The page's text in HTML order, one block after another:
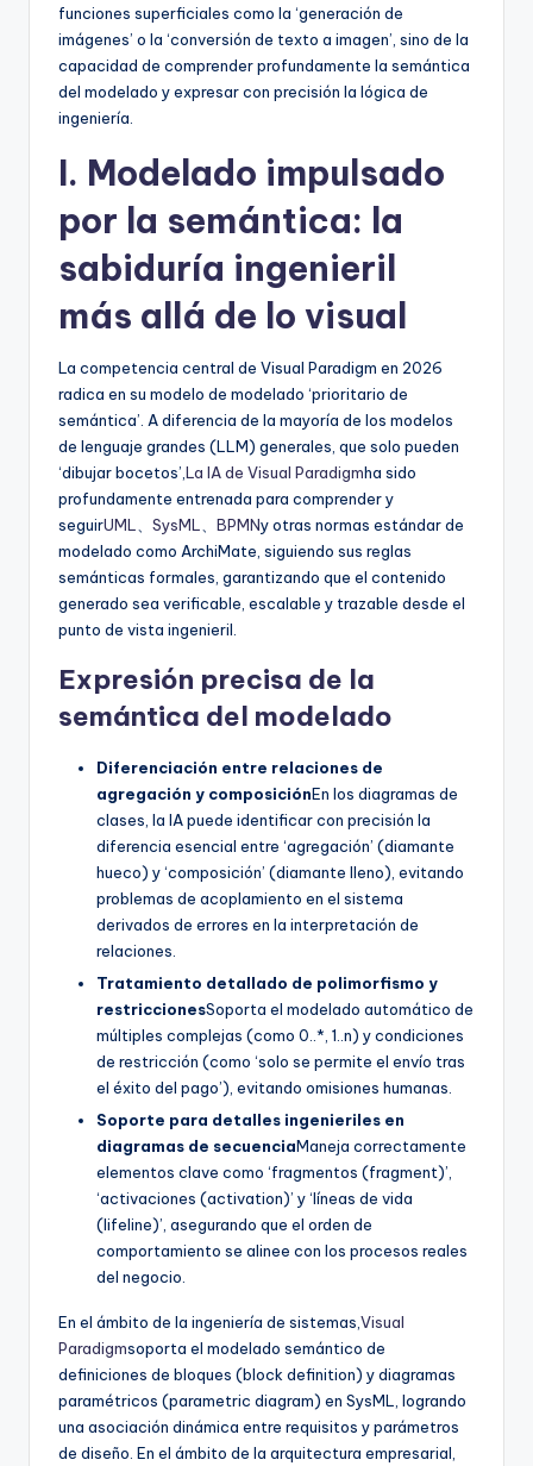
it
si
funciones superficiales como la ‘generación de
imágenes’ o la ‘conversión de texto a imagen’, sino de la
capacidad de comprender profundamente la semántica
del modelado y expresar con precisión la lógica de
ingeniería.
I. Modelado impulsado
por la semántica: la
sabiduría ingenieril
más allá de lo visual
La competencia central de Visual Paradigm en 2026
radica en su modelo de modelado ‘prioritario de
semántica’. A diferencia de la mayoría de los modelos
de lenguaje grandes (LLM) generales, que solo pueden
‘dibujar bocetos’, La IA de Visual Paradigmha sido
profundamente entrenada para comprender y
seguirUML SysML BPMNy otras normas estándar de
modelado como ArchiMate, siguiendo sus reglas
semánticas formales, garantizando que el contenido
generado sea verificable, escalable y trazable desde el
punto de vista ingenieril.
Expresión precisa de la
semántica del modelado
Diferenciación entre relaciones de
agregación y composiciónEn los diagramas de
clases, la IA puede identificar con precisión la
diferencia esencial entre ‘agregación’ (diamante
hueco) y ‘composición’ (diamante lleno), evitando
problemas de acoplamiento en el sistema
derivados de errores en la interpretación de
relaciones.
Tratamiento detallado de polimorfismo y
restriccionesSoporta el modelado automático de
múltiples complejas (como 0..*, 1..n) y condiciones
de restricción (como ‘solo se permite el envío tras
el éxito del pago’), evitando omisiones humanas.
Soporte para detalles ingenieriles en
diagramas de secuenciaManeja correctamente
elementos clave como ‘fragmentos (fragment)’,
‘activaciones (activation)’ y ‘líneas de vida
(lifeline)’, asegurando que el orden de
comportamiento se alinee con los procesos reales
del negocio.
En el ámbito de la ingeniería de sistemas, Visual
Paradigmsoporta el modelado semántico de
definiciones de bloques (block definition) y diagramas
paramétricos (parametric diagram) en SysML, logrando
una asociación dinámica entre requisitos y parámetros
de diseño. En el ámbito de la arquitectura empresarial,